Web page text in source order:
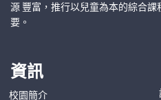
源 豐富，推行以兒童為本的綜合
要。
資訊
校園簡介